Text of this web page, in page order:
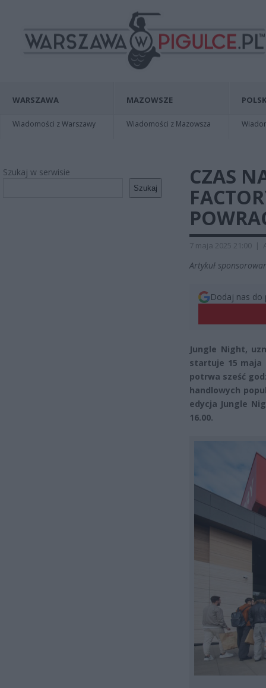
WARSZAWA
Wiadomości z Warszawy
MAZOWSZE
Wiadomości z Mazowsza
Szukaj w serwisie
Szukaj
CZAS
7 maja 2025 21:00 |
Artykuł
Dodaj nas do
Jungle Night,
startuje 15 maja
potrwa sześć
handlowych
edycja Jungle
16.00.